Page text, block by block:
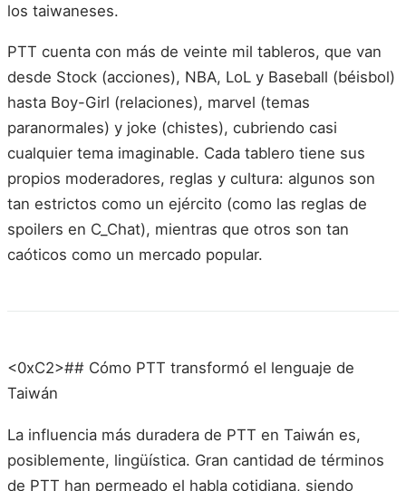
los taiwaneses.
PTT cuenta con más de veinte mil tableros, que van
desde Stock (acciones), NBA, LoL y Baseball (béisbol)
hasta Boy-Girl (relaciones), marvel (temas
paranormales) y joke (chistes), cubriendo casi
cualquier tema imaginable. Cada tablero tiene sus
propios moderadores, reglas y cultura: algunos son
tan estrictos como un ejército (como las reglas de
spoilers en C_Chat), mientras que otros son tan
caóticos como un mercado popular.
<0xC2>## Cómo PTT transformó el lenguaje de
Taiwán
La influencia más duradera de PTT en Taiwán es,
posiblemente, lingüística. Gran cantidad de términos
de PTT han permeado el habla cotidiana, siendo